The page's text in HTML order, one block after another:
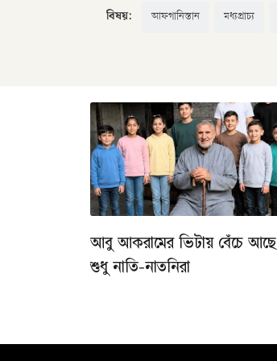
বিষয়: আফগানিস্তান মধ্যপ্রাচ্য
আবু আকরামের ভিটায় বেঁচে আছে
শুধু নাতি-নাতনিরা